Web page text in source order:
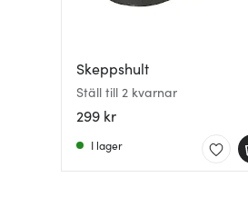
Skeppshult
Ställ till 2 kvarnar
299 kr
I lager